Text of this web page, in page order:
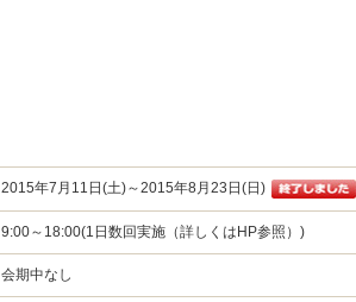
2015年7月11日(土)～2015年8月23日(日)
9:00～18:00(1日数回実施（詳しくはHP参照）)
会期中なし